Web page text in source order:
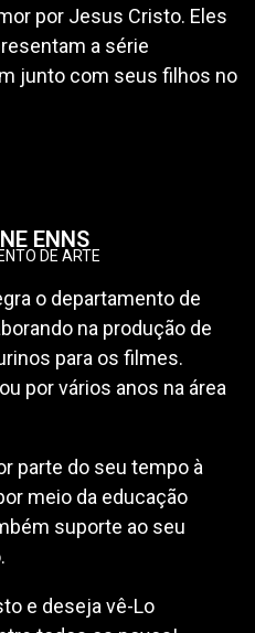
por Jesus Cristo. Eles
a série
junto com seus filhos no
ENNS
DE ARTE
o departamento de
na produção de
para os filmes.
por vários anos na área
parte do seu tempo à
meio da educação
suporte ao seu
e deseja vê-Lo